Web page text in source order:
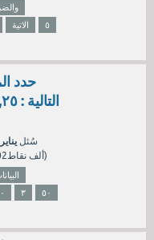
الاتية
٥
حدد
سُئل يناير 3، 2025
202ألف نقاط)
٣
٥٠